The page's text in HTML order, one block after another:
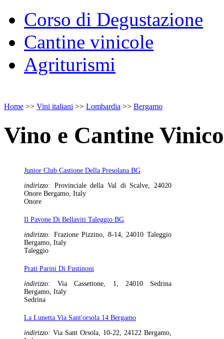
Corso di Degustazione
Cantine vinicole
Agriturismi
Home >> Vini italiani >> Lombardia >> Bergamo
Vino e Cantine
Junior Club Castione Della Presolana BG
indirizzo: Provinciale della Val di Scalve, 24020
Onore Bergamo, Italy
Onore
Il Pavone Di Bellaviti Taleggio BG
indirizzo: Frazione Pizzino, 8-14, 24010 Taleggio
Bergamo, Italy
Taleggio
Prati Parini Di Fustinoni
indirizzo:Via Cassettone, 1, 24010 Sedrina
Bergamo, Italy
Sedrina
La Lunetta Via Sant'orsola 14 Bergamo
indirizzo: Via Sant Orsola, 10-22, 24122 Bergamo,